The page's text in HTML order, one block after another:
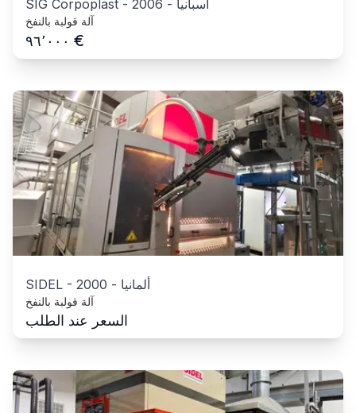
SIG Corpoplast - 2006 - اسبانيا
آلة قولبة بالنفخ
٩٦٬٠٠٠ €
SIDEL - 2000 - ألمانيا
آلة قولبة بالنفخ
السعر عند الطلب